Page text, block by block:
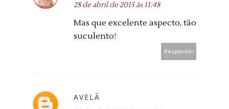
28 de abril de 2015 às 11:48
Mas que excelente aspecto, tão
suculento!
Responder
AVELÃ